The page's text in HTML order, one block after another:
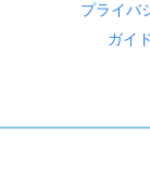
プライバ
ガイ